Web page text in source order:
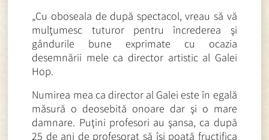
„Cu oboseala de după spectacol, vreau să vă
mulţumesc tuturor pentru încrederea şi
gândurile bune exprimate cu ocazia
desemnării mele ca director artistic al Galei
Hop.
Numirea mea ca director al Galei este în egală
măsură o deosebită onoare dar şi o mare
damnare. Puţini profesori au şansa, ca după
25 de ani de profesorat să îşi poată fructifica